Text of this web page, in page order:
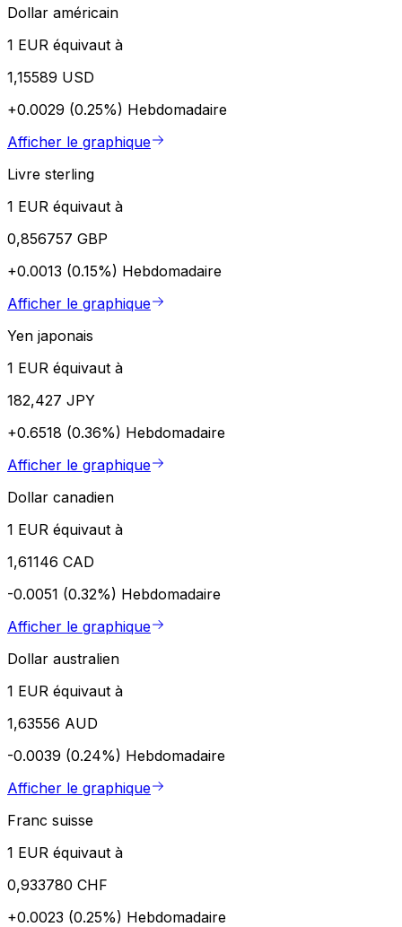
Dollar américain
1 EUR équivaut à
1,15589 USD
+0.0029 (0.25%) Hebdomadaire
Afficher le graphique
Livre sterling
1 EUR équivaut à
0,856757 GBP
+0.0013 (0.15%) Hebdomadaire
Afficher le graphique
Yen japonais
1 EUR équivaut à
182,427 JPY
+0.6518 (0.36%) Hebdomadaire
Afficher le graphique
Dollar canadien
1 EUR équivaut à
1,61146 CAD
-0.0051 (0.32%) Hebdomadaire
Afficher le graphique
Dollar australien
1 EUR équivaut à
1,63556 AUD
-0.0039 (0.24%) Hebdomadaire
Afficher le graphique
Franc suisse
1 EUR équivaut à
0,933780 CHF
+0.0023 (0.25%) Hebdomadaire